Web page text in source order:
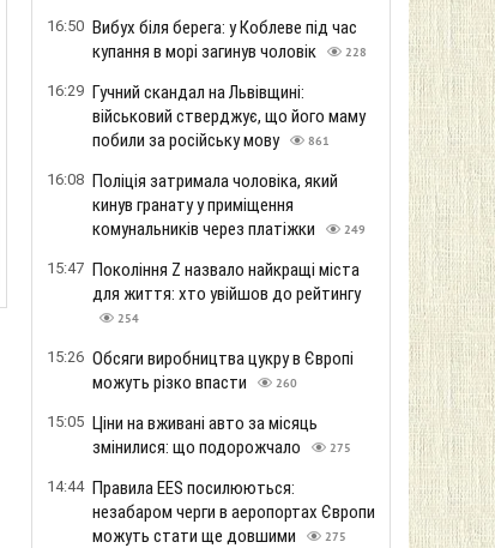
16:50 Вибух біля берега: у Коблеве під час
купання в морі загинув чоловік
228
16:29 Гучний скандал на Львівщині:
військовий стверджує, що його маму
побили за російську мову
861
16:08 Поліція затримала чоловіка, який
кинув гранату у приміщення
комунальників через платіжки
249
15:47 Покоління Z назвало найкращі міста
для життя: хто увійшов до рейтингу
254
15:26 Обсяги виробництва цукру в Європі
можуть різко впасти
260
15:05 Ціни на вживані авто за місяць
змінилися: що подорожчало
275
14:44 Правила EES посилюються:
незабаром черги в аеропортах Європи
можуть стати ще довшими
275